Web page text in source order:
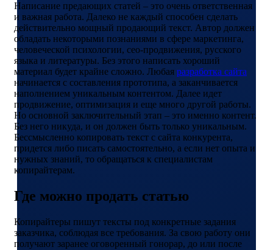
Написание предающих статей – это очень ответственная
и важная работа. Далеко не каждый способен сделать
действительно мощный продающий текст. Автор должен
обладать некоторыми познаниями в сфере маркетинга,
человеческой психологии, сео-продвижения, русского
языка и литературы. Без этого написать хороший
материал будет крайне сложно. Любая разработка сайта
начинается с составления прототипа, а заканчивается
наполнением уникальным контентом. Далее идет
продвижение, оптимизация и еще много другой работы.
Но основной заключительный этап – это именно контент.
Без него никуда, и он должен быть только уникальным.
Бессмысленно копировать текст с сайта конкурента,
придется либо писать самостоятельно, а если нет опыта и
нужных знаний, то обращаться к специалистам
копирайтерам.
Где можно продать статью
Копирайтеры пишут тексты под конкретные задания
заказчика, соблюдая все требования. За свою работу они
получают заранее оговоренный гонорар, до или после